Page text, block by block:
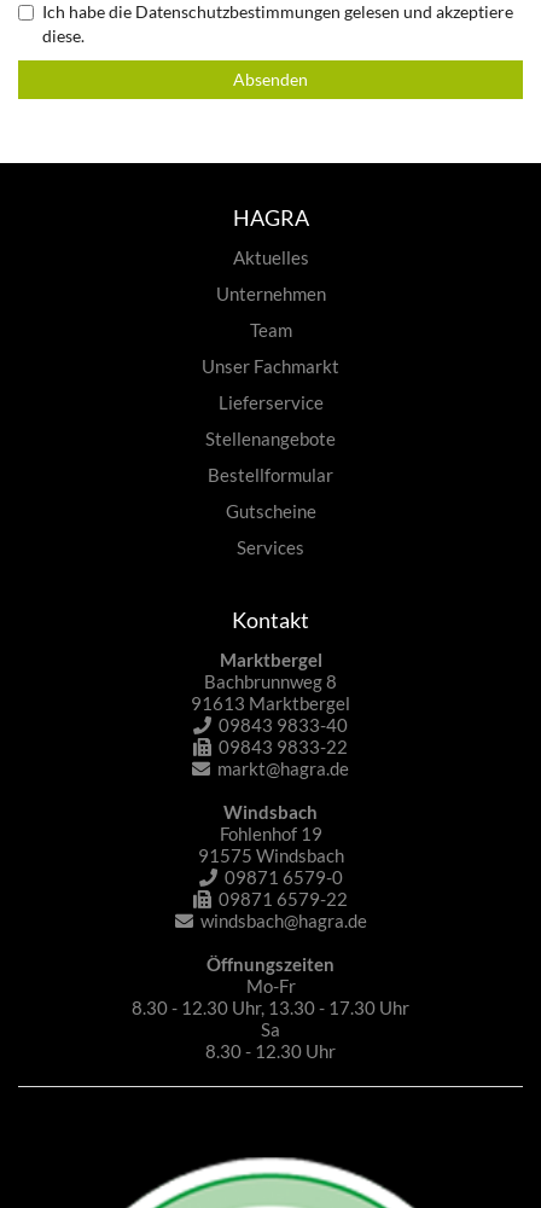
Ich habe die Datenschutzbestimmungen gelesen und akzeptiere
diese.
Absenden
HAGRA
Aktuelles
Unternehmen
Team
Unser Fachmarkt
Lieferservice
Stellenangebote
Bestellformular
Gutscheine
Services
Kontakt
Marktbergel
Bachbrunnweg 8
91613 Marktbergel
09843 9833-40
09843 9833-22
markt@hagra.de
Windsbach
Fohlenhof 19
91575 Windsbach
09871 6579-0
09871 6579-22
windsbach@hagra.de
Öffnungszeiten
Mo-Fr
8.30 - 12.30 Uhr, 13.30 - 17.30 Uhr
Sa
8.30 - 12.30 Uhr